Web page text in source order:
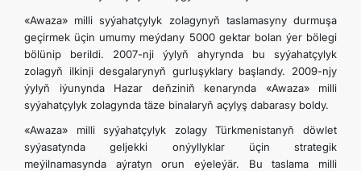
«Awaza» milli syýahatçylyk zolagynyň taslamasyny durmuşa
geçirmek üçin umumy meýdany 5000 gektar bolan ýer bölegi
bölünip berildi. 2007-nji ýylyň ahyrynda bu syýahatçylyk
zolagyň ilkinji desgalarynyň gurluşyklary başlandy. 2009-njy
ýylyň iýunynda Hazar deňziniň kenarynda «Awaza» milli
syýahatçylyk zolagynda täze binalaryň açylyş dabarasy boldy.
«Awaza» milli syýahatçylyk zolagy Türkmenistanyň döwlet
syýasatynda geljekki onýyllyklar üçin strategik
meýilnamasynda aýratyn orun eýeleýär. Bu taslama milli